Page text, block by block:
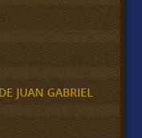
JUAN GABRIEL